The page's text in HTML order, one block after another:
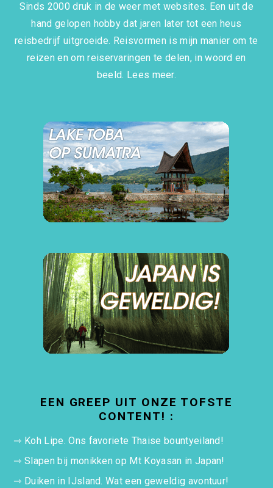
Sinds 2000 druk in de weer met websites. Een uit de
hand gelopen hobby dat jaren later tot een heus
reisbedrijf uitgroeide. Reisvormen is mijn manier om te
reizen en om reiservaringen te delen, in woord en
beeld. Lees meer.
EEN GREEP UIT ONZE TOFSTE
CONTENT! :
⇾ Koh Lipe. Ons favoriete Thaise bountyeiland!
⇾Slapen bij monikken op Mt Koyasan in Japan!
⇾ Duiken in IJsland. Wat een geweldig avontuur!